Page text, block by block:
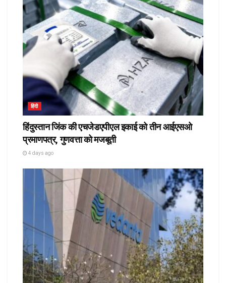
हिंदी
हिंदुस्तान जिंक की एचजेडएपीएल इकाई को तीन आईएसओ
प्रमाणपत्र, गुणवत्ता को मजबूती
4 days ago